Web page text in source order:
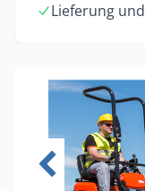
Lieferung